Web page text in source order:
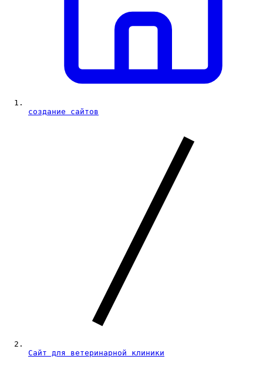
создание сайтов
Сайт для ветеринарной клиники